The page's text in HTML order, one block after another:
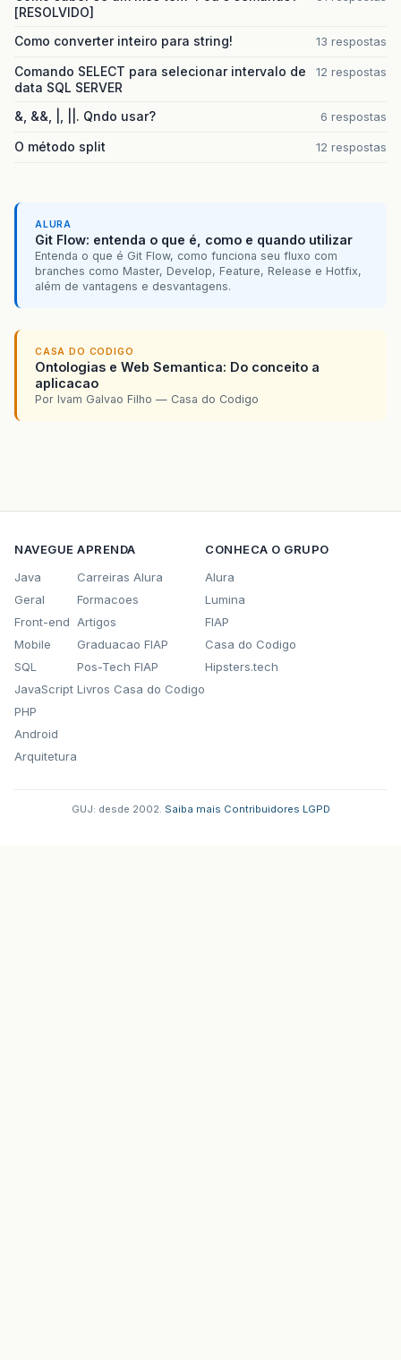
[RESOLVIDO]
Como converter inteiro para string! 13 respostas
Comando SELECT para selecionar intervalo de
data SQL SERVER
12 respostas
&, &&, |, ||. Qndo usar? 6 respostas
O método split 12 respostas
ALURA
Git Flow: entenda o que é, como e quando utilizar
Entenda o que é Git Flow, como funciona seu fluxo com
branches como Master, Develop, Feature, Release e Hotfix,
além de vantagens e desvantagens.
CASA DO CODIGO
Ontologias e Web Semantica: Do conceito a
aplicacao
Por Ivam Galvao Filho — Casa do Codigo
NAVEGUE
Java
Geral
Front-end
Mobile
SQL
JavaScript
PHP
Android
Arquitetura
APRENDA
Carreiras Alura
Formacoes
Artigos
Graduacao FIAP
Pos-Tech FIAP
Livros Casa do Codigo
CONHECA O GRUPO
Alura
Lumina
FIAP
Casa do Codigo
Hipsters.tech
GUJ: desde 2002. Saiba mais Contribuidores LGPD